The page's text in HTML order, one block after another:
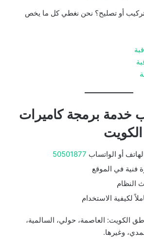
أو تصليح؟ نحن نغطي كل ما يخص
خدمة برمجة كاميرات
أو الواتساب 50501877
فنية في الموقع
النظام
لكيفية الاستخدام
الكويت: العاصمة، حولي، السالمية،
وغيرها.